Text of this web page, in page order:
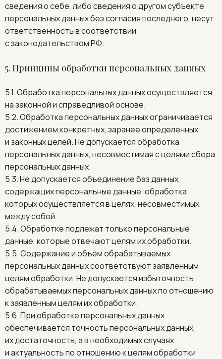
сведения о себе, либо сведения о другом субъекте
персональных данных без согласия последнего, несут
ответственность в соответствии
с законодательством РФ.
5. Принципы обработки персональных данных
5.1. Обработка персональных данных осуществляется
на законной и справедливой основе.
5.2. Обработка персональных данных ограничивается
достижением конкретных, заранее определенных
и законных целей. Не допускается обработка
персональных данных, несовместимая с целями сбора
персональных данных.
5.3. Не допускается объединение баз данных,
содержащих персональные данные, обработка
которых осуществляется в целях, несовместимых
между собой.
5.4. Обработке подлежат только персональные
данные, которые отвечают целям их обработки.
5.5. Содержание и объем обрабатываемых
персональных данных соответствуют заявленным
целям обработки. Не допускается избыточность
обрабатываемых персональных данных по отношению
к заявленным целям их обработки.
5.6. При обработке персональных данных
обеспечивается точность персональных данных,
их достаточность, а в необходимых случаях
и актуальность по отношению к целям обработки